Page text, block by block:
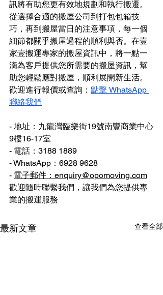
訊將有助您更有效地規劃和執行搬遷。
從選擇合適的搬屋公司到打包包箱技
巧，再到搬屋當日的注意事項，每一個
細節都關乎搬屋過程的順利與否。在壹
家壹搬運專家的搬屋資訊中，將一點一
滴為客戶提供您所需要的搬屋資訊，幫
助您輕鬆應對搬屋，順利展開新生活。
歡迎進行報價或查詢： 點擊 WhatsApp
聯絡我們
- 地址：九龍灣臨樂街19號南豐商業中心
9樓16-17室
- 電話：3188 1889
- WhatsApp：6928 9628
- 電子郵件：enquiry@opomoving.com
歡迎隨時聯繫我們，讓我們為您提供專
業的搬運服務
最新文章 查看全部